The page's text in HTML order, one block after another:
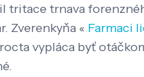
tritace trnava
Zverenkyňa « Farmaci
vypláca byť